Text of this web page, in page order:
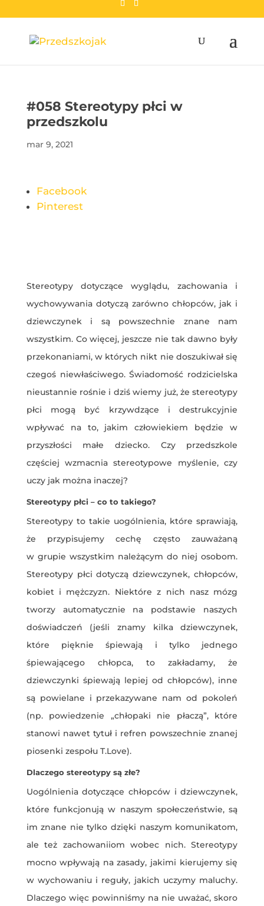
#058 Stereotypy płci w
przedszkolu
mar 9, 2021
Facebook
Pinterest
Stereotypy dotyczące wyglądu, zachowania i
wychowywania dotyczą zarówno chłopców, jak i
dziewczynek i są powszechnie znane nam
wszystkim. Co więcej, jeszcze nie tak dawno były
przekonaniami, w których nikt nie doszukiwał się
czegoś niewłaściwego. Świadomość rodzicielska
nieustannie rośnie i dziś wiemy już, że stereotypy
płci mogą być krzywdzące i destrukcyjnie
wpływać na to, jakim człowiekiem będzie w
przyszłości małe dziecko. Czy przedszkole
częściej wzmacnia stereotypowe myślenie, czy
uczy jak można inaczej?
Stereotypy płci – co to takiego?
Stereotypy to takie uogólnienia, które sprawiają,
że przypisujemy cechę często zauważaną
w grupie wszystkim należącym do niej osobom.
Stereotypy płci dotyczą dziewczynek, chłopców,
kobiet i mężczyzn. Niektóre z nich nasz mózg
tworzy automatycznie na podstawie naszych
doświadczeń (jeśli znamy kilka dziewczynek,
które pięknie śpiewają i tylko jednego
śpiewającego chłopca, to zakładamy, że
dziewczynki śpiewają lepiej od chłopców), inne
są powielane i przekazywane nam od pokoleń
(np. powiedzenie „chłopaki nie płaczą”, które
stanowi nawet tytuł i refren powszechnie znanej
piosenki zespołu T.Love).
Dlaczego stereotypy są złe?
Uogólnienia dotyczące chłopców i dziewczynek,
które funkcjonują w naszym społeczeństwie, są
im znane nie tylko dzięki naszym komunikatom,
ale też zachowaniiom wobec nich. Stereotypy
mocno wpływają na zasady, jakimi kierujemy się
w wychowaniu i reguły, jakich uczymy maluchy.
Dlaczego więc powinniśmy na nie uważać, skoro